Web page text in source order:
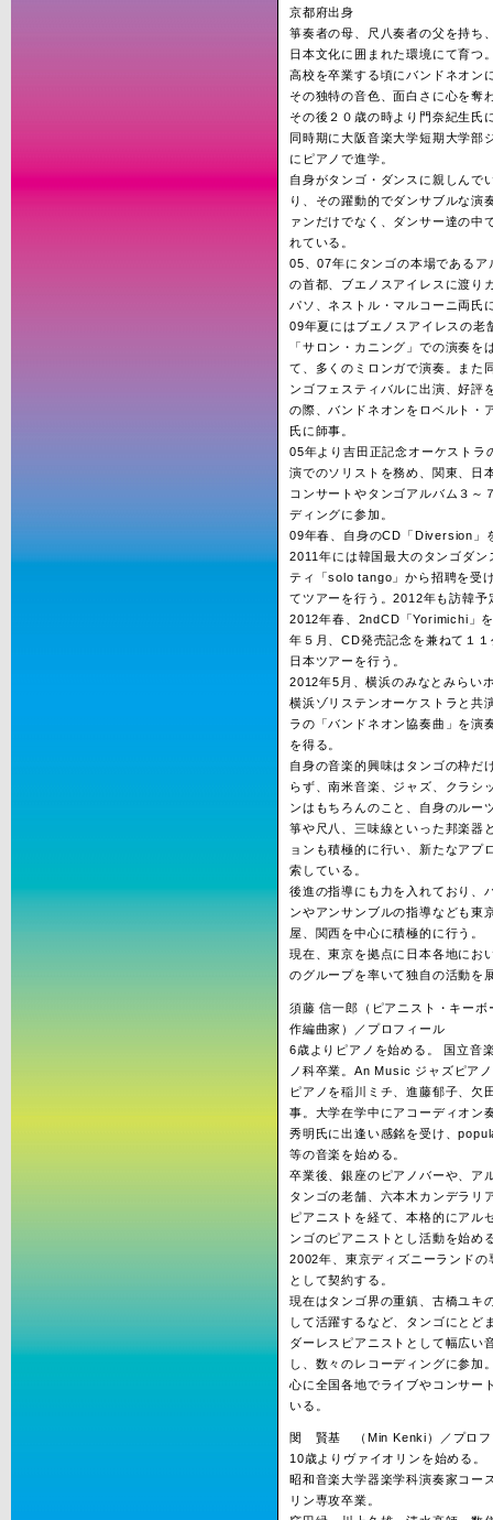
京都府出身
箏奏者の母、尺八奏者の父を持ち
日本文化に囲まれた環境にて育つ
高校を卒業する頃にバンドネオン
その独特の音色、面白さに心を奪
その後２０歳の時より門奈紀生氏
同時期に大阪音楽大学短期大学部
にピアノで進学。
自身がタンゴ・ダンスに親しんで
り、その躍動的でダンサブルな演
ァンだけでなく、ダンサー達の中
れている。
05、07年にタンゴの本場であるア
の首都、ブエノスアイレスに渡り
パソ、ネストル・マルコーニ両氏
09年夏にはブエノスアイレスの老
「サロン・カニング」での演奏を
て、多くのミロンガで演奏。また
ンゴフェスティバルに出演、好評
の際、バンドネオンをロベルト・
氏に師事。
05年より吉田正記念オーケストラ
演でのソリストを務め、関東、日
コンサートやタンゴアルバム３～
ディングに参加。
09年春、自身のCD「Diversion」
2011年には韓国最大のタンゴダン
ティ「solo tango」から招聘を受
てツアーを行う。2012年も訪韓予
2012年春、2ndCD「Yorimichi」
年５月、CD発売記念を兼ねて１
日本ツアーを行う。
2012年5月、横浜のみなとみらい
横浜ゾリステンオーケストラと共
ラの「バンドネオン協奏曲」を演
を得る。
自身の音楽的興味はタンゴの枠だ
らず、南米音楽、ジャズ、クラシ
ンはもちろんのこと、自身のルー
箏や尺八、三味線といった邦楽器
ョンも積極的に行い、新たなアプ
索している。
後進の指導にも力を入れており、
ンやアンサンブルの指導なども東
屋、関西を中心に積極的に行う。
現在、東京を拠点に日本各地にお
のグループを率いて独自の活動を
須藤 信一郎（ピアニスト・キーボ
作編曲家）／プロフィール
6歳よりピアノを始める。 国立音
ノ科卒業。An Music ジャズピア
ピアノを稲川ミチ、進藤郁子、欠
事。大学在学中にアコーディオン
秀明氏に出逢い感銘を受け、
等の音楽を始める。
卒業後、銀座のピアノバーや、ア
タンゴの老舗、六本木カンデラリ
ピアニストを経て、本格的にアル
ンゴのピアニストとし活動を始め
2002年、東京ディズニーランドの
として契約する。
現在はタンゴ界の重鎮、古橋ユキ
して活躍するなど、タンゴにとど
ダーレスピアニストとして幅広い
し、数々のレコーディングに参加
心に全国各地でライブやコンサー
いる。
閔 賢基 （Min Kenki）／プロフ
10歳よりヴァイオリンを始める。
昭和音楽大学器楽学科演奏家コー
リン専攻卒業。